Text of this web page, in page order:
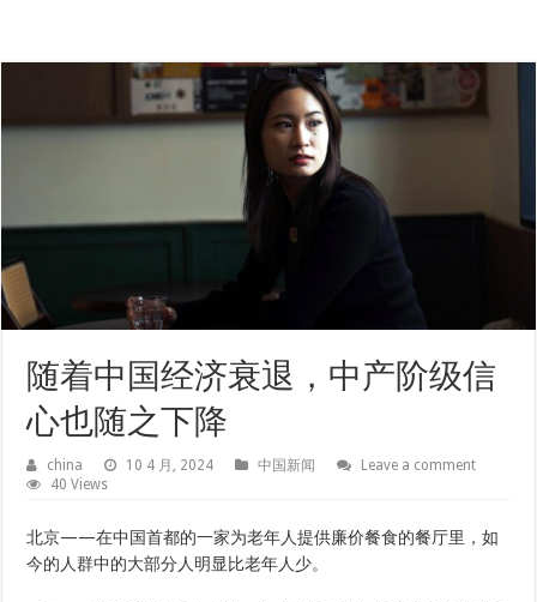
随着中国经济衰退，中产阶级信
心也随之下降
china 10 4 月, 2024 中国新闻
Leave a comment
40 Views
北京——在中国首都的一家为老年人提供廉价餐食的餐厅里，如
今的人群中的大部分人明显比老年人少。